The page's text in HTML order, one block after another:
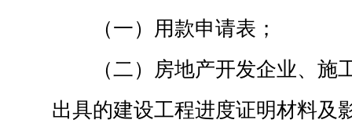
（一）用款申请表；
（二）房地产开发企业、
出具的建设工程进度证明材料及